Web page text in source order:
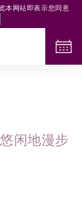
闲地漫步
本网站即表示您同意